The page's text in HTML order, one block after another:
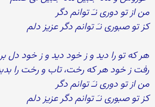
من از تو دوری نـَ توانم دگر
کز تو صبوری نـَ توانم دگر عزیز دلم
هر که تو را دید و ز خود دید و ز خود دل
رفت ز خود هر که رخت، تاب و رخت را
من از تو دوری نـَ توانم دگر
کز تو صبوری نـَ توانم دگر عزیز دلم